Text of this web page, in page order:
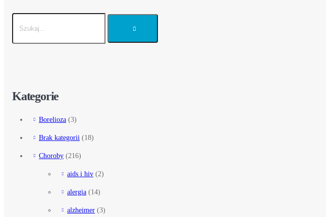
Kategorie
Borelioza (3)
Brak kategorii (18)
Choroby (216)
aids i hiv (2)
alergia (14)
alzheimer (3)